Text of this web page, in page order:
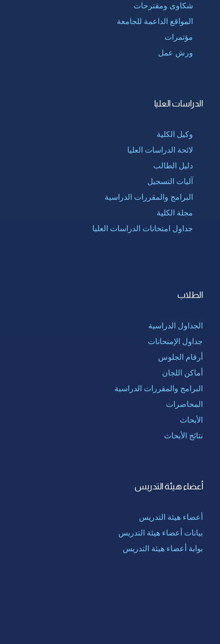
شكاوى ومقترحات
المواقع الداعمة للجامعة
مؤتمرات
ورش عمل
الدراسات العليا
وكيل الكلية
لائحة الدراسات العليا
دليل الطالب
آليات التسجيل
البرامج والمقررات الدراسية
مجلة الكلية
جداول امتحانات الدراسات العليا
الطلاب
الجداول الدراسية
جداول الإمتحانات
أرقام الجلوس
أماكن اللجان
البرامج والمقررات الدراسية
المحاضرات
الأبحاث
نتائج الأبحاث
أعضاء هيئة التدريس
أعضاء هيئة التدريس
بيانات أعضاء هيئة التدريس
بوابة أعضاء هيئة التدريس